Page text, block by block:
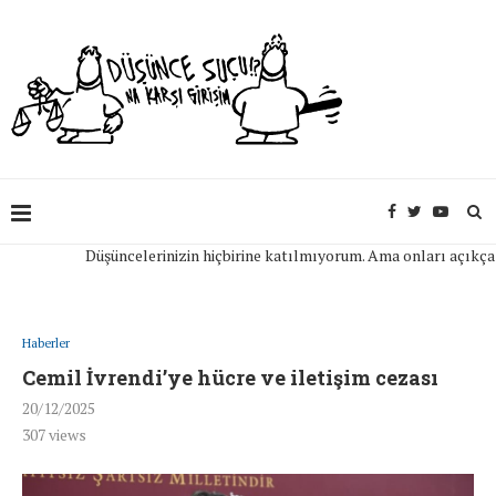
Düşüncelerinizin hiçbirine katılmıyorum. Ama onları açıkça
Haberler
Cemil İvrendi’ye hücre ve iletişim cezası
20/12/2025
307views